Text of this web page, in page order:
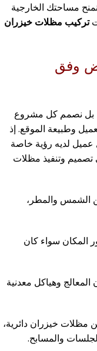
مساحتك الخارجية
تركيب مظلات خيزران
وفق
بل نصمم كل مشروع
وطبيعة الموقع. إذ
لديه رؤية خاصة
تصميم وتنفيذ مظلات
الشمس والمطر،
المكان سواء كان
وهياكل معدنية
مظلات خيزران دائرية،
والمسابح.